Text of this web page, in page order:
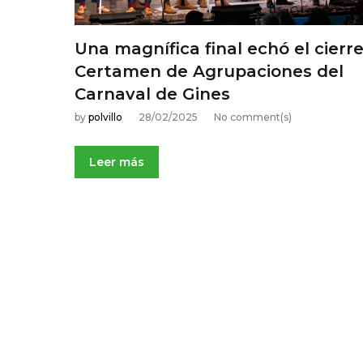
8
f
e
b
Una magnífica final echó el
Certamen de Agrupaciones del
Carnaval de Gines
28/02/2025
by polvillo No comment(s)
Leer más